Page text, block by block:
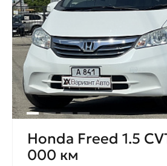
Honda Freed 1.5
000 км